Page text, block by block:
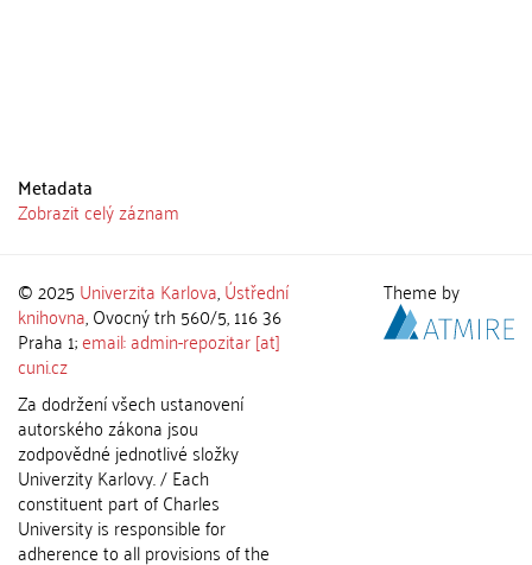
Metadata
Zobrazit celý záznam
© 2025 Univerzita Karlova,Ústřední
knihovna, Ovocný trh 560/5, 116 36
Praha 1;email: admin-repozitar [at]
cuni.cz
Za dodržení všech ustanovení
autorského zákona jsou
zodpovědné jednotlivé složky
Univerzity Karlovy. / Each
constituent part of Charles
University is responsible for
adherence to all provisions of the
Theme by